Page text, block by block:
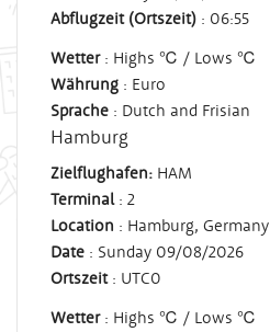
Abflugzeit (Ortszeit) : 06:55
Wetter: Highs ℃ / Lows ℃
Währung : Euro
Sprache : Dutch and Frisian
Hamburg
Zielflughafen: HAM
Terminal: 2
Location : Hamburg, Germany
Date : Sunday 09/08/2026
Ortszeit: UTC0
Wetter: Highs ℃ / Lows ℃